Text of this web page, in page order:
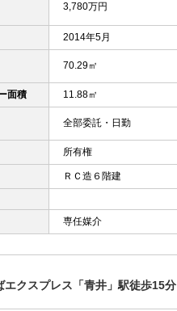
3,780万円
2014年5月
70.29㎡
面積
11.88㎡
全部委託・日勤
所有権
ＲＣ造６階建
専任媒介
クスプレス「青井」駅徒歩15分